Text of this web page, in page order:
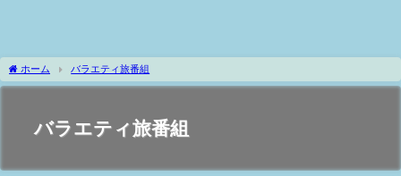
ホーム バラエティ旅番組
バラエティ旅番組